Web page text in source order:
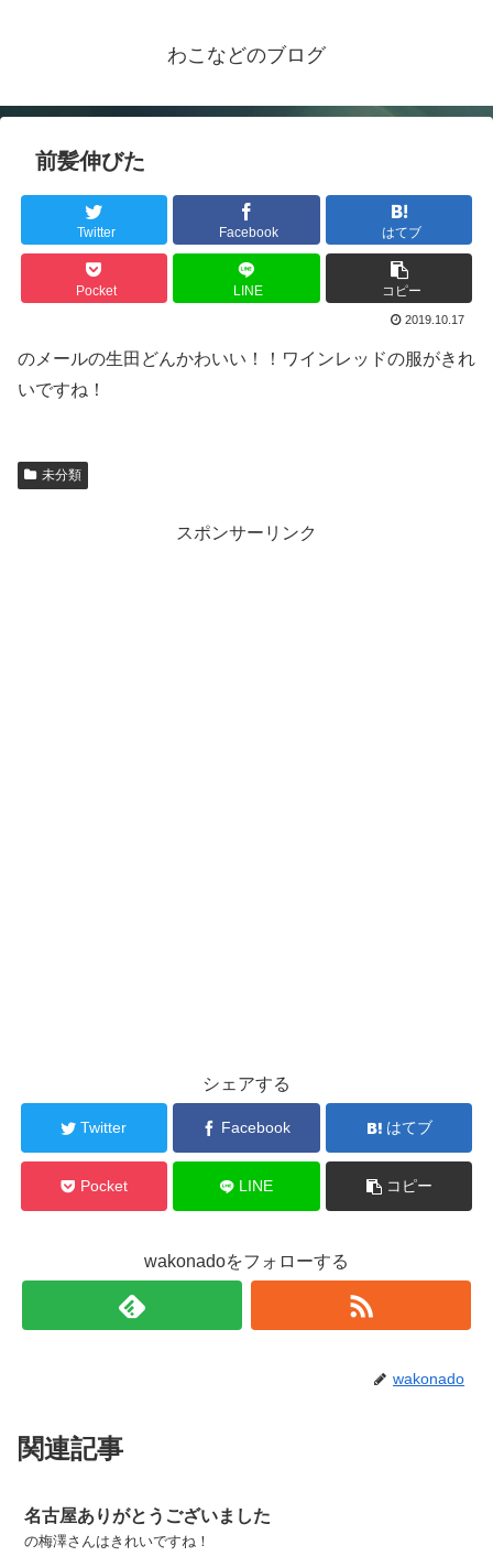
わこなどのブログ
前髪伸びた
Twitter Facebook はてブ
Pocket LINE コピー
2019.10.17
のメールの生田どんかわいい！！ワインレッドの服がきれ
いですね！
未分類
スポンサーリンク
シェアする
Twitter Facebook はてブ
Pocket LINE コピー
wakonadoをフォローする
wakonado
関連記事
名古屋ありがとうございました
の梅澤さんはきれいですね！